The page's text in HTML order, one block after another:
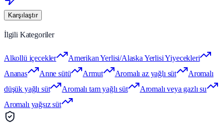
Karşılaştır
İlgili Kategoriler
Alkollü içecekler
Amerikan Yerlisi/Alaska Yerlisi Yiyecekleri
Ananas
Anne sütü Armut Aromalı az yağlı süt
Aromalı
düşük yağlı süt
Aromalı tam yağlı süt
Aromalı veya gazlı su
Aromalı yağsız süt